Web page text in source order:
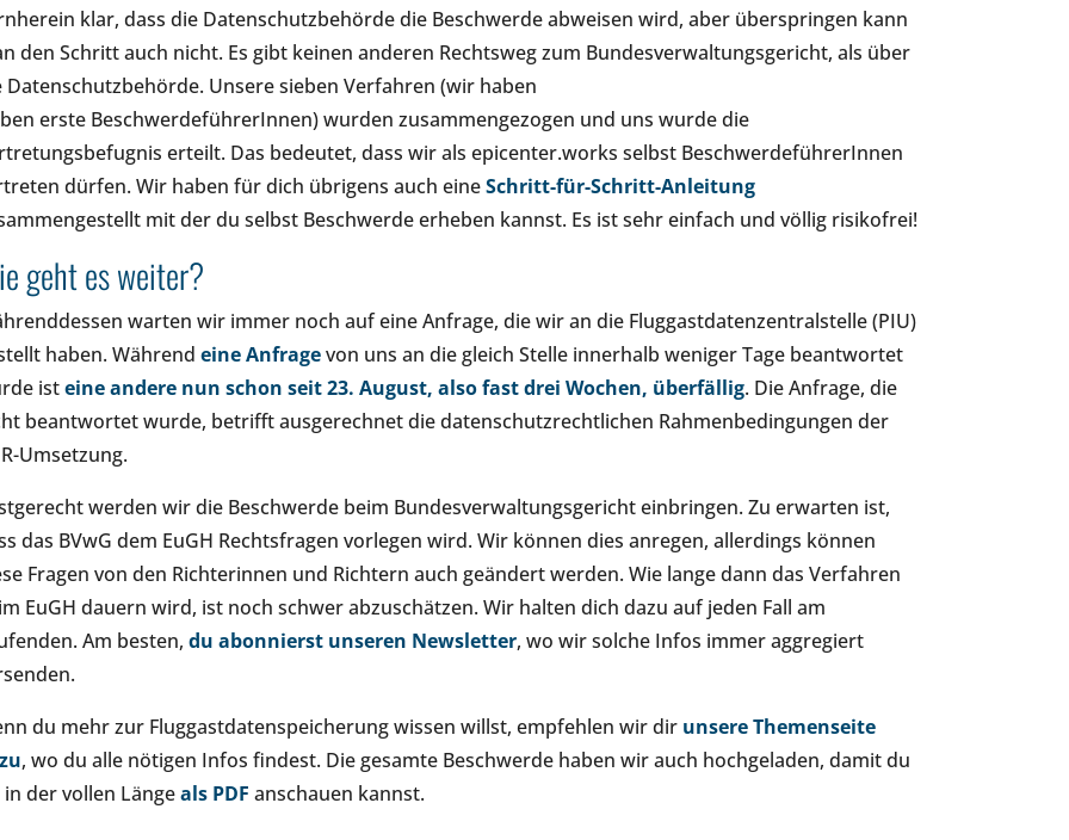
klar, dass die Datenschutzbehörde die Beschwerde abweisen wird, aber überspringen kann
den Schritt auch nicht. Es gibt keinen anderen Rechtsweg zum Bundesverwaltungsgericht, als über
Datenschutzbehörde. Unsere sieben Verfahren (wir haben
erste BeschwerdeführerInnen) wurden zusammengezogen und uns wurde die
erteilt. Das bedeutet, dass wir als epicenter.works selbst BeschwerdeführerInnen
dürfen. Wir haben für dich übrigens auch eineSchritt-für-Schritt-Anleitung
mit der du selbst Beschwerde erheben kannst. Es ist sehr einfach und völlig risikofrei!
geht es weiter?
warten wir immer noch auf eine Anfrage, die wir an die Fluggastdatenzentralstelle (PIU)
haben. Während eine Anfragevon uns an die gleich Stelle innerhalb weniger Tage beantwortet
isteine andere nun schon seit 23. August, also fast drei Wochen, überfällig. Die Anfrage, die
beantwortet wurde, betrifft ausgerechnet die datenschutzrechtlichen Rahmenbedingungen der
Umsetzung.
werden wir die Beschwerde beim Bundesverwaltungsgericht einbringen. Zu erwarten ist,
das BVwG dem EuGH Rechtsfragen vorlegen wird. Wir können dies anregen, allerdings können
Fragen von den Richterinnen und Richtern auch geändert werden. Wie lange dann das Verfahren
EuGH dauern wird, ist noch schwer abzuschätzen. Wir halten dich dazu auf jeden Fall am
Am besten, du abonnierst unseren Newsletter, wo wir solche Infos immer aggregiert
du mehr zur Fluggastdatenspeicherung wissen willst, empfehlen wir dir unsere Themenseite
, wo du alle nötigen Infos findest. Die gesamte Beschwerde haben wir auch hochgeladen, damit du
in der vollen Längeals PDF anschauen kannst.